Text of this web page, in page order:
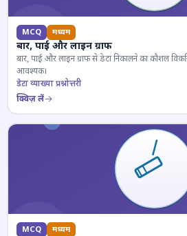
MCQ मध्यम
बार, पाई और लाइन ग्राफ
बार, पाई और लाइन ग्राफ से डेटा निकालने का कौशल
आवश्यक।
डेटा व्याख्या प्रश्नोत्तरी
क्विज़ लें
MCQ मध्यम